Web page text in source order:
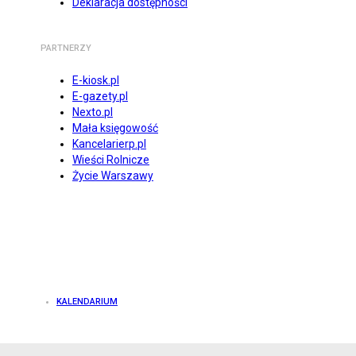
PARTNERZY
E-kiosk.pl
E-gazety.pl
Nexto.pl
Mała księgowość
Kancelarierp.pl
Wieści Rolnicze
Życie Warszawy
KALENDARIUM